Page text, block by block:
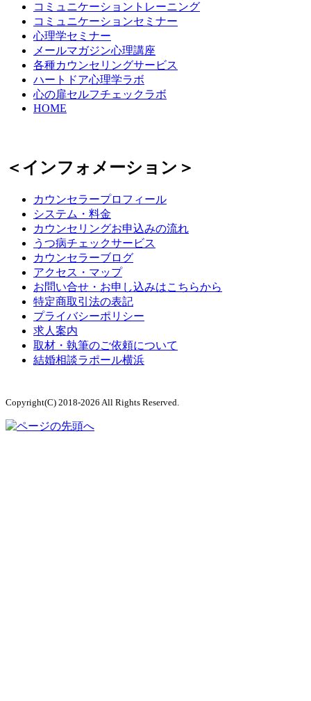
コミュニケーショントレーニング
コミュニケーションセミナー
心理学セミナー
メールマガジン心理講座
各種カウンセリングサービス
ハートドア心理学ラボ
心の扉セルフチェックラボ
HOME
＜インフォメーション＞
カウンセラープロフィール
システム・料金
カウンセリングお申込みの流れ
うつ病チェックサービス
カウンセラーブログ
アクセス・マップ
お問い合せ・お申し込みはこちらから
特定商取引法の表記
プライバシーポリシー
求人案内
取材・執筆のご依頼について
結婚相談ラポール横浜
Copyright(C) 2018-2026 All Rights Reserved.